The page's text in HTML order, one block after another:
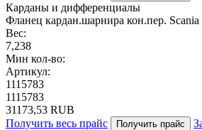
Карданы и дифференциалы
Фланец кардан.шарнира кон.пер. Scania
Вес:
7,238
Мин кол-во:
Артикул:
1115783
1115783
31173,53 RUB
Получить весь прайс
Получить прайс